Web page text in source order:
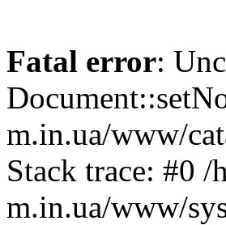
Fatal error:
m.in.ua/www/
Stack trace: #0
m.in.ua/www/